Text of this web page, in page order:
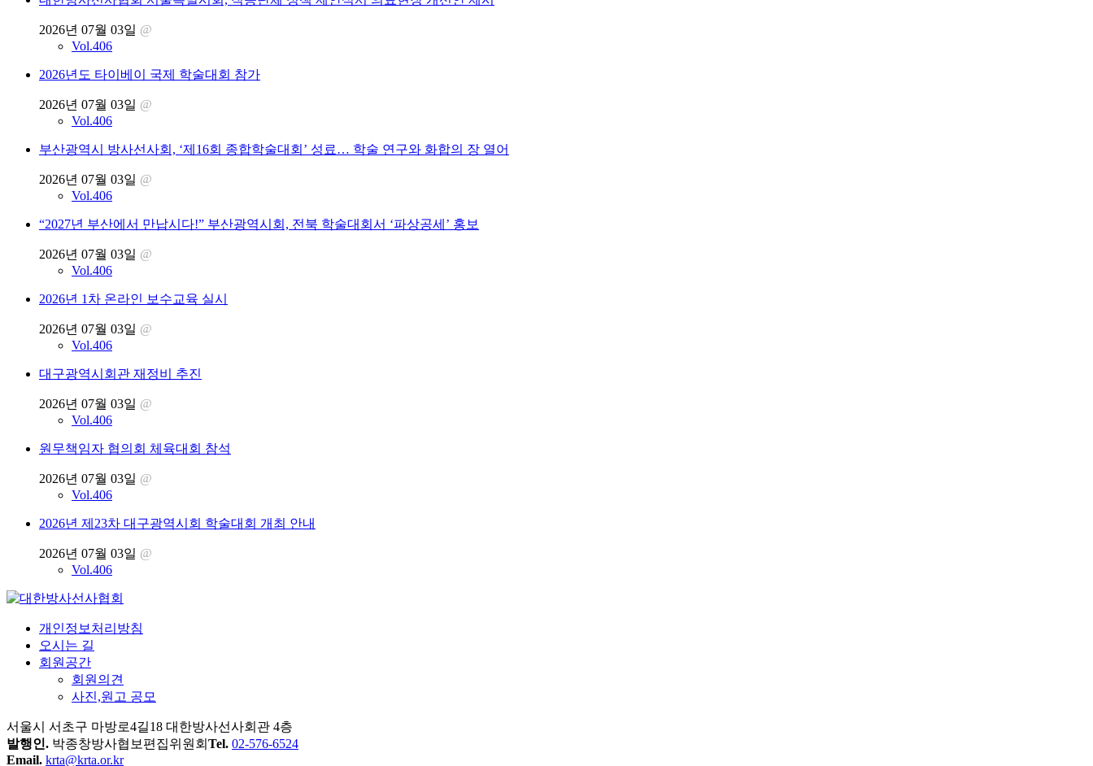
2026년 07월 03일 @
Vol.406
2026년도 타이베이 국제 학술대회 참가
2026년 07월 03일 @
Vol.406
부산광역시 방사선사회, ‘제16회 종합학술대회’ 성료… 학술 연구와 화합의 장 열어
2026년 07월 03일 @
Vol.406
“2027년 부산에서 만납시다!” 부산광역시회, 전북 학술대회서 ‘파상공세’ 홍보
2026년 07월 03일 @
Vol.406
2026년 1차 온라인 보수교육 실시
2026년 07월 03일 @
Vol.406
대구광역시회관 재정비 추진
2026년 07월 03일 @
Vol.406
원무책임자 협의회 체육대회 참석
2026년 07월 03일 @
Vol.406
2026년 제23차 대구광역시회 학술대회 개최 안내
2026년 07월 03일 @
Vol.406
개인정보처리방침
오시는 길
회원공간
회원의견
사진,원고 공모
서울시 서초구 마방로4길18 대한방사선사회관 4층
발행인. 박종창방사협보편집위원회 Tel. 02-576-6524
Email. krta@krta.or.kr